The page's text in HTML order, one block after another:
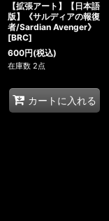
【拡張アート】【日本語
版】《サルディアの報復
者/Sardian Avenger》
[BRC]
600円(税込)
在庫数 2点
カートに入れる